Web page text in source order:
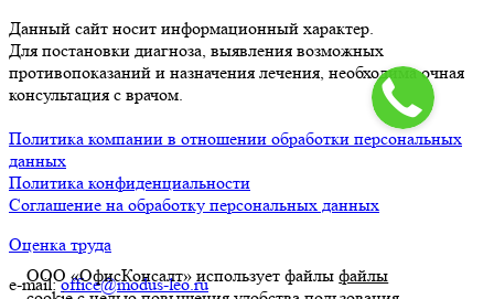
Данный сайт носит информационный характер.
Для постановки диагноза, выявления возможных
противопоказаний и назначения лечения, необходима очная
консультация с врачом.
Политика компании в отношении обработки персональных
данных
Политика конфиденциальности
Соглашение на обработку персональных данных
Оценка труда
e-mail:office@modus-leo.ru
ООО «ОфисКонсалт» использует файлыфайлы